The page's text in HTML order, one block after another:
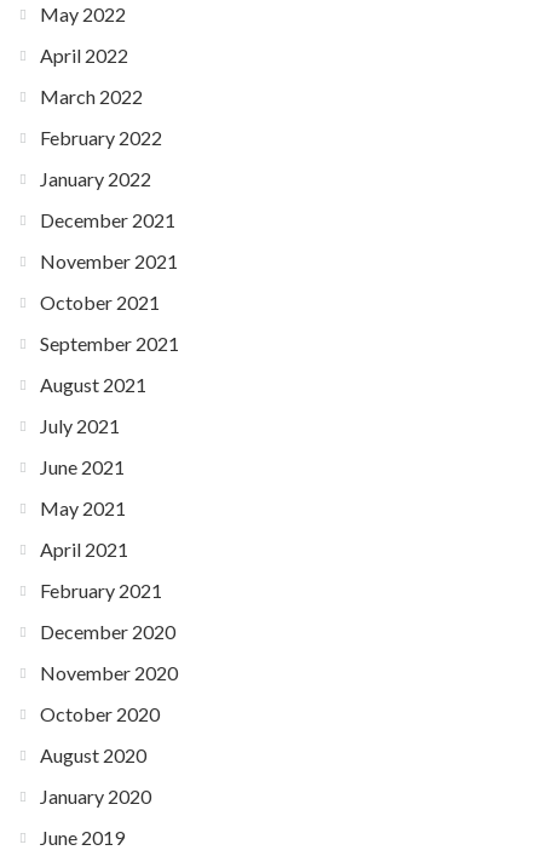
May 2022
April 2022
March 2022
February 2022
January 2022
December 2021
November 2021
October 2021
September 2021
August 2021
July 2021
June 2021
May 2021
April 2021
February 2021
December 2020
November 2020
October 2020
August 2020
January 2020
June 2019